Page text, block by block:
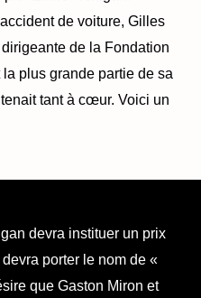
de voiture, Gilles
de la Fondation
plus grande partie de sa
tant à cœur. Voici un
devra instituer un prix
porter le nom de «
que Gaston Miron et